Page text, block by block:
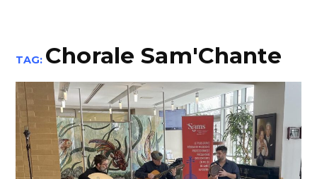
TAG: Chorale Sam'Chante